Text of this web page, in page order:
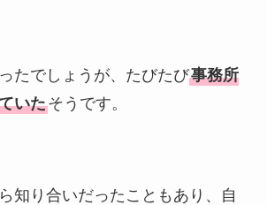
たでしょうが、たびたび事務所
いたそうです。
知り合いだったこともあり、自